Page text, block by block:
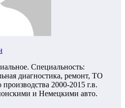
Специальность:
диагностика, ремонт, ТО
2000-2015 г.в.
и Немецкими авто.